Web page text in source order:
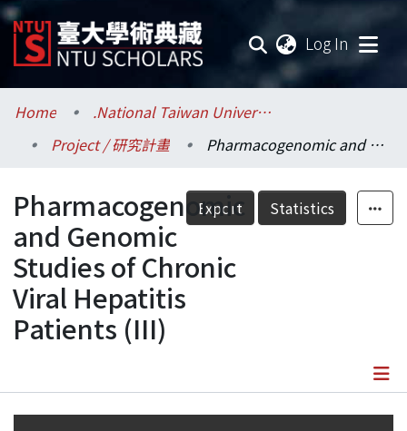
Log In
Communities & Collections
Research Outputs
Fundings & Projects
Researchers
Organizations
Statistics
Home
.National Taiwan University / 國立臺灣大學
Project / 研究計畫
Pharmacogenomic and Genomic Studies of Chronic Viral Hepatitis Patients (III)
Export Statistics
Pharmacogenomic
and Genomic
Studies of Chronic
Viral Hepatitis
Patients (III)
Details